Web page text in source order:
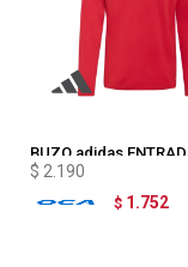
BUZO adidas
$ 2.190
$ 1.752